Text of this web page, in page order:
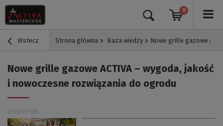
0
Wstecz Strona główna Baza wiedzy Nowe grille gazowe
Nowe grille gazowe ACTIVA – wygoda, jakość
i nowoczesne rozwiązania do ogrodu
2026-01-08